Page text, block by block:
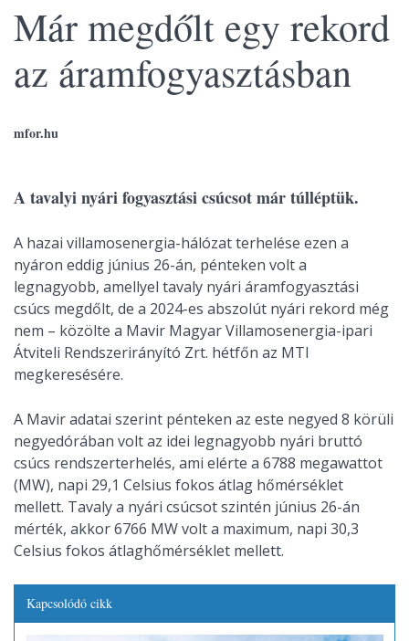
Már megdőlt egy rekord
az áramfogyasztásban
mfor.hu
A tavalyi nyári fogyasztási csúcsot már túlléptük.
A hazai villamosenergia-hálózat terhelése ezen a
nyáron eddig június 26-án, pénteken volt a
legnagyobb, amellyel tavaly nyári áramfogyasztási
csúcs megdőlt, de a 2024-es abszolút nyári rekord még
nem – közölte a Mavir Magyar Villamosenergia-ipari
Átviteli Rendszerirányító Zrt. hétfőn az MTI
megkeresésére.
A Mavir adatai szerint pénteken az este negyed 8 körüli
negyedórában volt az idei legnagyobb nyári bruttó
csúcs rendszerterhelés, ami elérte a 6788 megawattot
(MW), napi 29,1 Celsius fokos átlag hőmérséklet
mellett. Tavaly a nyári csúcsot szintén június 26-án
mérték, akkor 6766 MW volt a maximum, napi 30,3
Celsius fokos átlaghőmérséklet mellett.
Kapcsolódó cikk